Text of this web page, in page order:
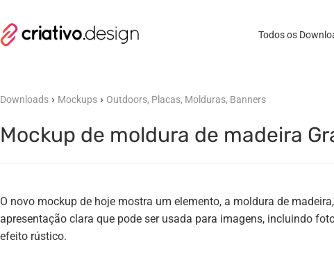
Todos os
Downloads › Mockups › Outdoors, Placas, Molduras, Banners
Mockup de moldura de madeira
O novo mockup de hoje mostra um elemento, a moldura de
apresentação clara que pode ser usada para imagens, incluindo
efeito rústico.